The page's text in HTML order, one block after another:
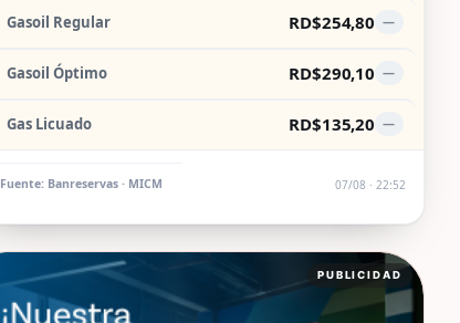
Gasoil Regular RD$254,80 —
Gasoil Óptimo RD$290,10 —
Gas Licuado RD$135,20 —
Fuente: Banreservas · MICM 07/08 · 22:52
PUBLICIDAD